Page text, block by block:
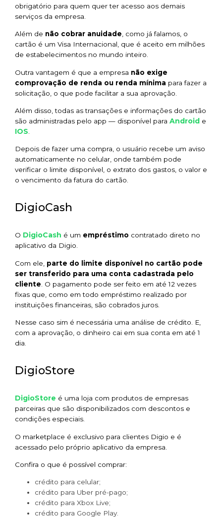
obrigatório para quem quer ter acesso aos demais
serviços da empresa.
Além de não cobrar anuidade, como já falamos, o
cartão é um Visa Internacional, que é aceito em milhões
de estabelecimentos no mundo inteiro.
Outra vantagem é que a empresa não exige
comprovação de renda ou renda mínima para fazer a
solicitação, o que pode facilitar a sua aprovação.
Além disso, todas as transações e informações do cartão
são administradas pelo app — disponível para Android e
IOS
Depois de fazer uma compra, o usuário recebe um aviso
automaticamente no celular, onde também pode
verificar o limite disponível, o extrato dos gastos, o valor e
o vencimento da fatura do cartão.
DigioCash
O DigioCash é um empréstimo contratado direto no
aplicativo da Digio.
Com ele, parte do limite disponível no cartão pode
ser transferido para uma conta cadastrada pelo
cliente . O pagamento pode ser feito em até 12 vezes
fixas que, como em todo empréstimo realizado por
instituições financeiras, são cobrados juros.
Nesse caso sim é necessária uma análise de crédito. E,
com a aprovação, o dinheiro cai em sua conta em até 1
dia.
DigioStore
DigioStore é uma loja com produtos de empresas
parceiras que são disponibilizados com descontos e
condições especiais.
O marketplace é exclusivo para clientes Digio e é
acessado pelo próprio aplicativo da empresa.
Confira o que é possível comprar:
crédito para celular;
crédito para Uber pré-pago;
crédito para Xbox Live;
crédito para Google Play.